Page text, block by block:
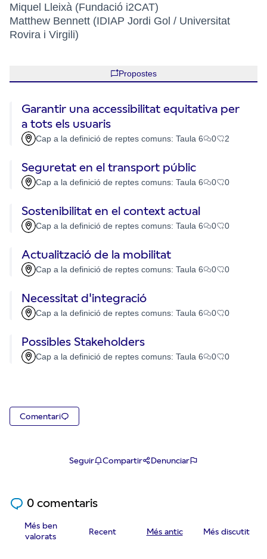
Miquel Lleixà (Fundació i2CAT)
Matthew Bennett (IDIAP Jordi Gol / Universitat
Rovira i Virgili)
Propostes
Garantir una accessibilitat equitativa per
a tots els usuaris
Cap a la definició de reptes comuns: Taula 6 0 2
Seguretat en el transport públic
Cap a la definició de reptes comuns: Taula 6 0 0
Sostenibilitat en el context actual
Cap a la definició de reptes comuns: Taula 6 0 0
Actualització de la mobilitat
Cap a la definició de reptes comuns: Taula 6 0 0
Necessitat d'integració
Cap a la definició de reptes comuns: Taula 6 0 0
Possibles Stakeholders
Cap a la definició de reptes comuns: Taula 6 0 0
Comentari
Seguir Compartir Denunciar
0 comentaris
Més ben
valorats
Recent Més antic Més discutit